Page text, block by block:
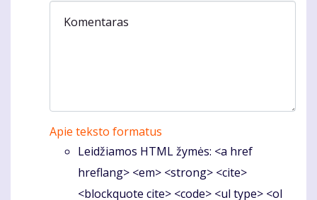
Komentaras
Apie teksto formatus
Leidžiamos HTML žymės: <a href
hreflang> <em> <strong> <cite>
<blockquote cite> <code> <ul type> <ol